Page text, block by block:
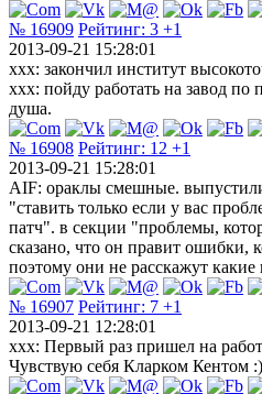
№ 16909 Рейтинг: 3 +1
2013-09-21 15:28:01
xxx: закончил институт
xxx: пойду работать на завод по
душа.
№ 16908 Рейтинг: 12 +1
2013-09-21 15:28:01
AIF: ораклы смешные.
"ставить только если у вас
патч". в секции "проблемы,
сказано, что он правит ошибки,
поэтому они не расскажут
№ 16907 Рейтинг: 7 +1
2013-09-21 12:28:01
xxx: Первый раз пришел на
Чувствую себя Кларком Кентом :)